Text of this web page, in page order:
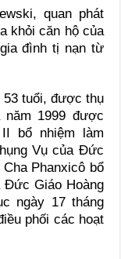
quan phát
khỏi căn hộ của
đình tị nạn từ
53 tuổi, được thụ
năm 1999 được
II bổ nhiệm làm
Vụ của Đức
Phanxicô bổ
Đức Giáo Hoàng
ngày 17 tháng
phối các hoạt